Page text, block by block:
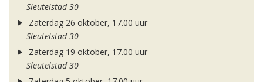
Sleutelstad 30
Zaterdag 26 oktober, 17.00 uur
Sleutelstad 30
Zaterdag 19 oktober, 17.00 uur
Sleutelstad 30